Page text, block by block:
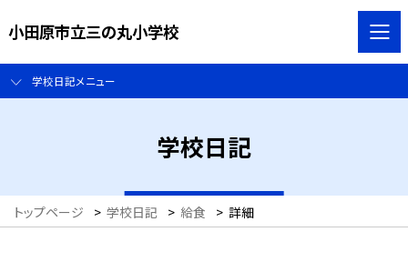
小田原市立三の丸小学校
学校日記メニュー
学校日記
トップページ > 学校日記 > 給食 > 詳細